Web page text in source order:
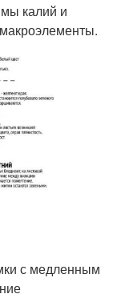
калий и
с медленным